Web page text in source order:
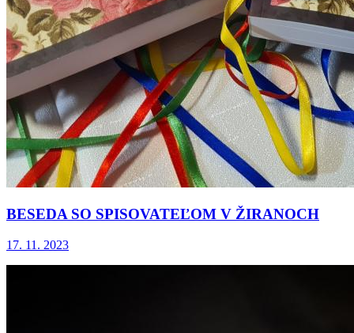
BESEDA SO SPISOVATEĽOM V ŽIRANOCH
17. 11. 2023